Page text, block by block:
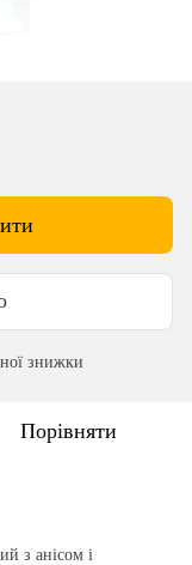
знижки
Порівняти
з анiсом i